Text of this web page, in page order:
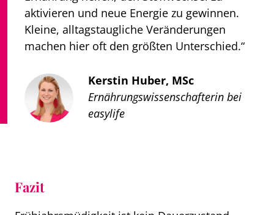
aktivieren und neue Energie zu gewinnen.
Kleine, alltagstaugliche Veränderungen
machen hier oft den größten Unterschied.“
Kerstin Huber, MSc
Ernährungswissenschafterin bei
easylife
Fazit